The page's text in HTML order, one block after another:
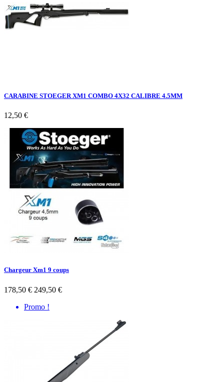
CARABINE STOEGER XM1 COMBO 4X32 CALIBRE 4.5MM
12,50 €
Chargeur Xm1 9 coups
178,50 € 249,50 €
Promo !